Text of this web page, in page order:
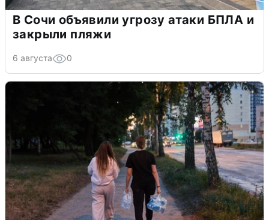
В Сочи объявили угрозу атаки БПЛА и
закрыли пляжи
6 августа 0